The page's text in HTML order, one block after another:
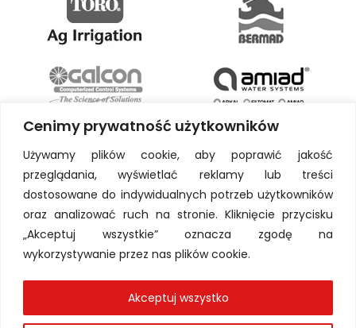
Cenimy prywatność użytkowników
Używamy plików cookie, aby poprawić jakość
przeglądania, wyświetlać reklamy lub treści
dostosowane do indywidualnych potrzeb użytkowników
oraz analizować ruch na stronie. Kliknięcie przycisku
„Akceptuj wszystkie” oznacza zgodę na
wykorzystywanie przez nas plików cookie.
Akceptuj wszystko